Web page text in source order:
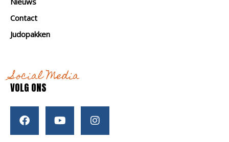
Contact
Judopakken
Social Media
VOLG ONS